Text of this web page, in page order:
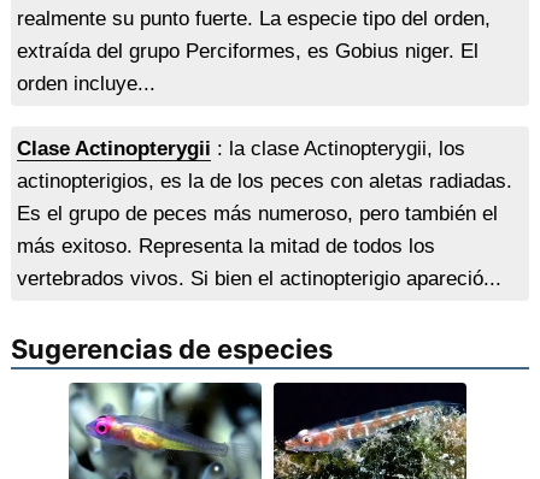
realmente su punto fuerte. La especie tipo del orden,
extraída del grupo Perciformes, es Gobius niger. El
orden incluye...
Clase Actinopterygii : la clase Actinopterygii, los
actinopterigios, es la de los peces con aletas radiadas.
Es el grupo de peces más numeroso, pero también el
más exitoso. Representa la mitad de todos los
vertebrados vivos. Si bien el actinopterigio apareció...
Sugerencias de especies